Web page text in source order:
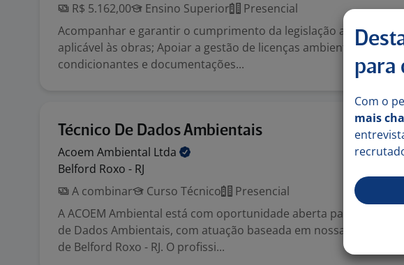
R$ 5.162,00
Ensino Superior
Presencial
Acompanhar e garantir o cumprimento da legislação ambiental
aplicável às obras; Apoiar a gestão de licenças ambientais,
condicionantes e documentações...
Técnico De Dados Ambientais 24 jul
Acoem Ambiental Ltda
Belford Roxo - RJ
A combinar
Curso Técnico
Presencial
A ACOEM Ambiental está com oportunidade aberta para Técnico
de Dados Ambientais, com atuação baseada em nossa unidade
de Belford Roxo - RJ. O profissi...
para
Com o
mais